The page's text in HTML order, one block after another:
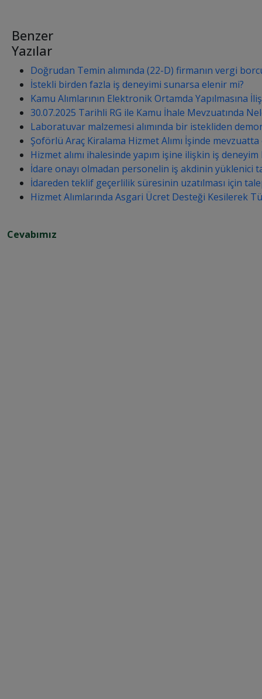
Benzer
Yazılar
Doğrudan Temin alımında (22-D) firmanın vergi
İstekli birden fazla iş deneyimi sunarsa elenir mi?
Kamu Alımlarının Elektronik Ortamda
30.07.2025 Tarihli RG ile Kamu İhale Mevzuatında
Laboratuvar malzemesi alımında bir istekliden
Şoförlü Araç Kiralama Hizmet Alımı İşinde
Hizmet alımı ihalesinde yapım işine ilişkin iş
İdare onayı olmadan personelin iş akdinin yüklenici
İdareden teklif geçerlilik süresinin uzatılması için
Hizmet Alımlarında Asgari Ücret Desteği Kesilerek
Cevabımız